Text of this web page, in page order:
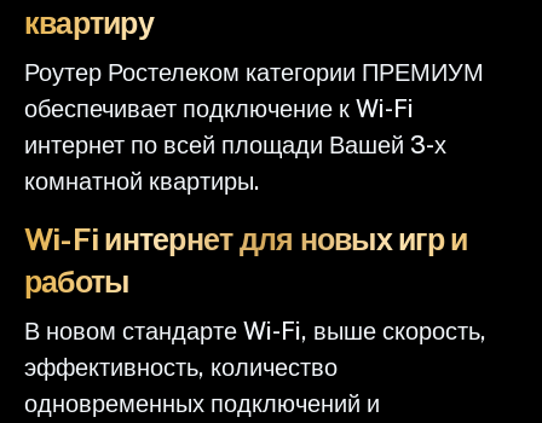
квартиру
Роутер Ростелеком категории ПРЕМИУМ
обеспечивает подключение к Wi-Fi
интернет по всей площади Вашей 3-х
комнатной квартиры.
Wi-Fi интернет для новых игр и
работы
В новом стандарте Wi-Fi, выше скорость,
эффективность, количество
одновременных подключений и